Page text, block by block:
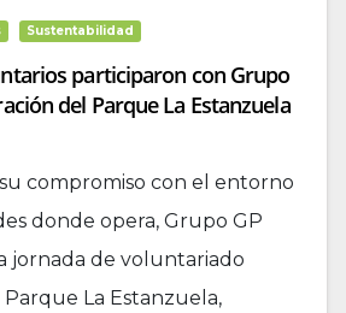
Sustentabilidad
participaron con Grupo
del Parque La Estanzuela
compromiso con el entorno
donde opera, Grupo GP
jornada de voluntariado
La Estanzuela,